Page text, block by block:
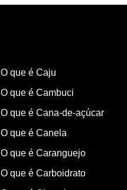
O que é Caju
O que é Cambuci
O que é Cana-de-açúcar
O que é Canela
O que é Caranguejo
O que é Carboidrato